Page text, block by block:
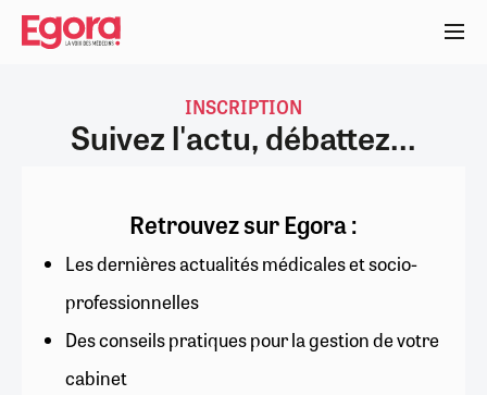
Aller
contenu
INSCRIPTION
Suivez l'actu, débattez...
Retrouvez sur Egora :
Les dernières actualités médicales et socio-
professionnelles
Des conseils pratiques pour la gestion de votre
cabinet